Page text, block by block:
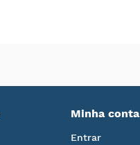
Minha conta
Entrar